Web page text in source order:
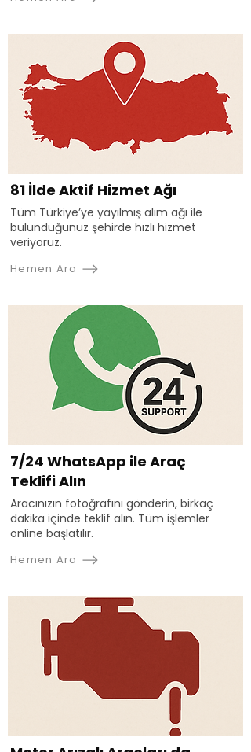
81 İlde Aktif Hizmet Ağı
Tüm Türkiye’ye yayılmış alım ağı ile
bulunduğunuz şehirde hızlı hizmet
veriyoruz.
Hemen Ara
7/24 WhatsApp ile Araç
Teklifi Alın
Aracınızın fotoğrafını gönderin, birkaç
dakika içinde teklif alın. Tüm işlemler
online başlatılır.
Hemen Ara